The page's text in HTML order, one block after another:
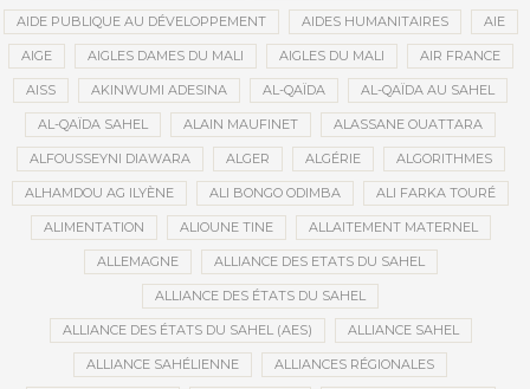
AIDE PUBLIQUE AU DÉVELOPPEMENT AIDES HUMANITAIRES AIE
AIGE AIGLES DAMES DU MALI AIGLES DU MALI AIR FRANCE
AISS AKINWUMI ADESINA AL-QAÏDA AL-QAÏDA AU SAHEL
AL-QAÏDA SAHEL ALAIN MAUFINET ALASSANE OUATTARA
ALFOUSSEYNI DIAWARA ALGER ALGÉRIE ALGORITHMES
ALHAMDOU AG ILYÈNE ALI BONGO ODIMBA ALI FARKA TOURÉ
ALIMENTATION ALIOUNE TINE ALLAITEMENT MATERNEL
ALLEMAGNE ALLIANCE DES ETATS DU SAHEL
ALLIANCE DES ÉTATS DU SAHEL
ALLIANCE DES ÉTATS DU SAHEL (AES) ALLIANCE SAHEL
ALLIANCE SAHÉLIENNE ALLIANCES RÉGIONALES